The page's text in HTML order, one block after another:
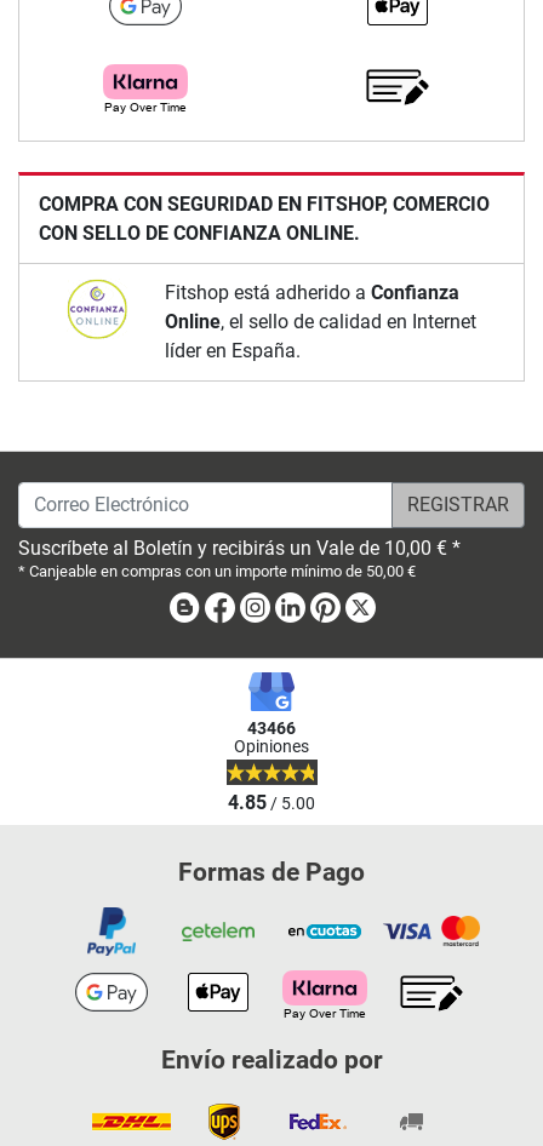
COMPRA CON SEGURIDAD EN FITSHOP, COMERCIO
CON SELLO DE CONFIANZA ONLINE.
Fitshop está adherido a Confianza
Online, el sello de calidad en Internet
líder en España.
Correo Electrónico
Suscríbete al Boletín y recibirás un Vale de 10,00 € *
* Canjeable en compras con un importe mínimo de 50,00 €
BlogFacebook
Instagram
LinkedinPinterest
43466
Opiniones
4.85/ 5.00
Formas de Pago
Envío realizado por